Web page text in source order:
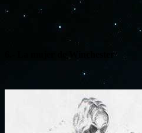
6.- La mujer de Winchester